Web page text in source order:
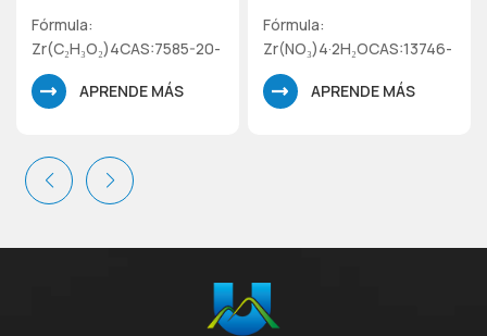
Fórmula:
Zr(C₂H₃O₂)4CAS:7585-20-
8Peso molecular:
327,4Solución de acetato
APRENDE MÁS
Fórmula:
Zr(NO₃)4·2H₂OCAS:13746-
89-9Peso molecular:
375,36Nitrato de
APRENDE MÁS